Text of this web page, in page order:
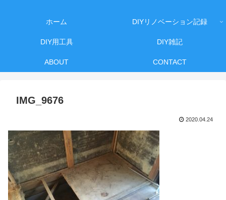
ホーム DIYリノベーション記録
DIY用工具 DIY雑記
ABOUT CONTACT
IMG_9676
2020.04.24